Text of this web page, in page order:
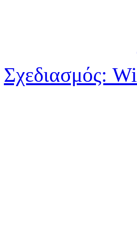
Σχεδιασμός: